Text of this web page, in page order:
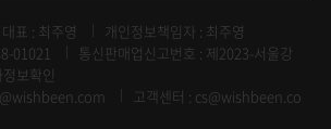
대표 : 최주영
개인정보책임자 : 최주영
01021
통신판매업신고번호 : 제2023-서울강
보확인
고객센터 : cs@wishbeen.co